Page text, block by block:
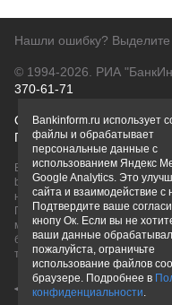
Нашли ошибку? Выделите
© 1994-2026. РИА
370-61-71
О проектеПолитика
Правовая информация
Вся информация о продуктах
bankinform.ru, носит
не является публичной
ГК РФ. Информация не
может быть изменена.
банков или при личном
товарные знаки принадлежит
Bankinform.ru использует
файлы и обрабатывает
персональные данные с
использованием Яндекс
Google Analytics. Это
сайта и взаимодействие с
Подтвердите ваше
кнопу Ок. Если вы не
ваши данные
пожалуйста, ограничьте
использование файлов
браузере. Подробнее в
конфиденциальности.